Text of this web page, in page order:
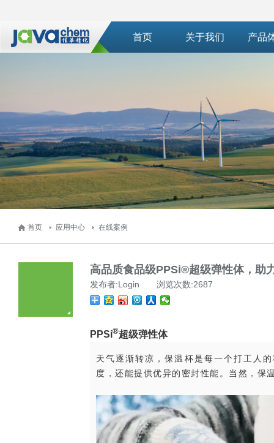
首页 关于我们 产品
首页 应用中心 在线案例
高品质食品级PPSi®超级弹性体，助
发布者:Login 浏览次数:2687
PPSi®超级弹性体
天气逐渐转凉，保温杯是每一个打工人
度，还能提供优异的密封性能。当然，保